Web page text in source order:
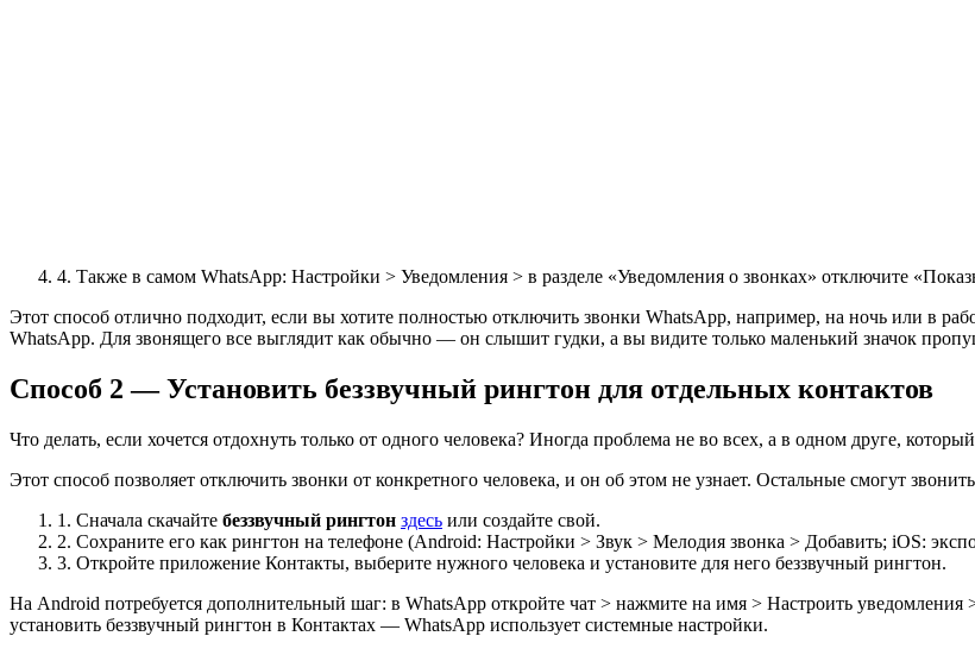
4. Также в самом WhatsApp: Настройки > Уведомления > в разделе «Уведомления о звонках» отключите
Этот способ отлично подходит, если вы хотите полностью отключить звонки WhatsApp, например, на ночь или в
WhatsApp. Для звонящего все выглядит как обычно — он слышит гудки, а вы видите только маленький значок
Способ 2 — Установить беззвучный рингтон для отдельных контактов
Что делать, если хочется отдохнуть только от одного человека? Иногда проблема не во всех, а в одном друге,
Этот способ позволяет отключить звонки от конкретного человека, и он об этом не узнает. Остальные смогут
1. Сначала скачайте беззвучный рингтон здесь или создайте свой.
2. Сохраните его как рингтон на телефоне (Android: Настройки > Звук > Мелодия звонка > Добавить; iOS:
3. Откройте приложение Контакты, выберите нужного человека и установите для него беззвучный рингтон.
На Android потребуется дополнительный шаг: в WhatsApp откройте чат > нажмите на имя > Настроить
установить беззвучный рингтон в Контактах — WhatsApp использует системные настройки.